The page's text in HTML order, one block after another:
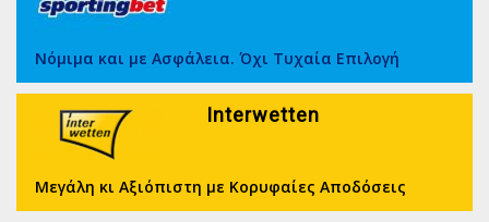
Νόμιμα και με Ασφάλεια. Όχι Τυχαία Επιλογή
Interwetten
Μεγάλη κι Αξιόπιστη με Κορυφαίες Αποδόσεις